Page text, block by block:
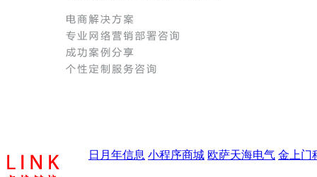
日月年信息 小程序商城 欧萨天海电气 金上门